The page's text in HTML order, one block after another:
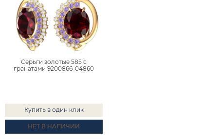
Серьги золотые 585 с
гранатами 9200866-04860
Купить в один клик
НЕТ В НАЛИЧИИ